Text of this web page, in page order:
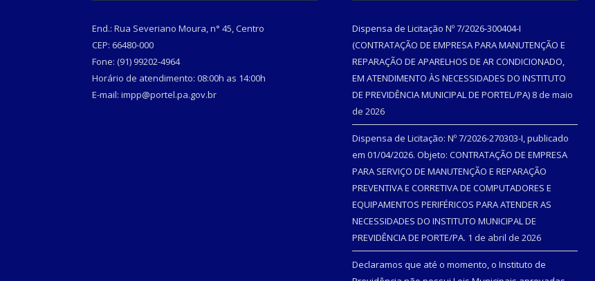
End.: Rua Severiano Moura, n° 45, Centro
CEP: 66480-000
Fone: (91) 99202-4964
Horário de atendimento: 08:00h as 14:00h
E-mail: impp@portel.pa.gov.br
Dispensa de Licitação Nº 7/2026-300404-I
(CONTRATAÇÃO DE EMPRESA PARA MANUTENÇÃO E
REPARAÇÃO DE APARELHOS DE AR CONDICIONADO,
EM ATENDIMENTO ÀS NECESSIDADES DO INSTITUTO
DE PREVIDÊNCIA MUNICIPAL DE PORTEL/PA) 8 de maio
de 2026
Dispensa de Licitação: Nº 7/2026-270303-I, publicado
em 01/04/2026. Objeto: CONTRATAÇÃO DE EMPRESA
PARA SERVIÇO DE MANUTENÇÃO E REPARAÇÃO
PREVENTIVA E CORRETIVA DE COMPUTADORES E
EQUIPAMENTOS PERIFÉRICOS PARA ATENDER AS
NECESSIDADES DO INSTITUTO MUNICIPAL DE
PREVIDÊNCIA DE PORTE/PA. 1 de abril de 2026
Declaramos que até o momento, o Instituto de